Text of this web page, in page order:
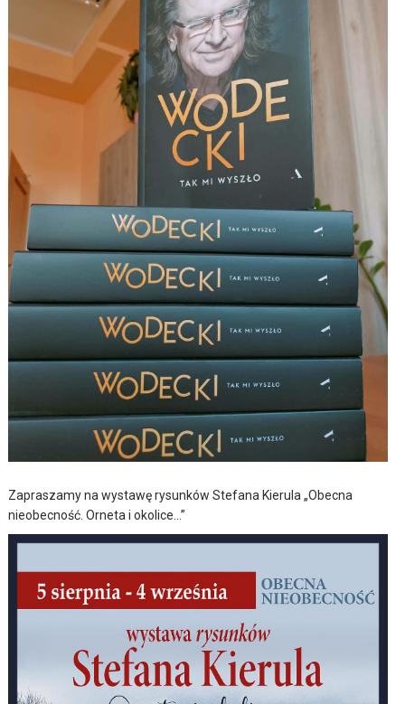
Zapraszamy na wystawę rysunków Stefana Kierula „Obecna
nieobecność. Orneta i okolice…”